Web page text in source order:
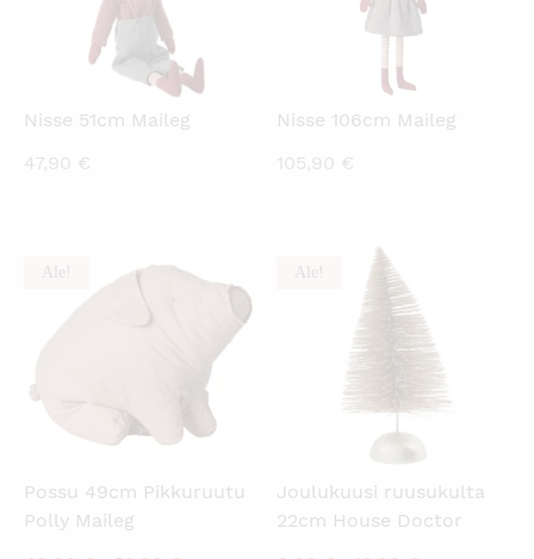
Nisse 51cm Maileg
47,90 €
Nisse 106cm Maileg
105,90 €
Ale! KATSO PIKANÄKYMÄ
Possu 49cm Pikkuruutu
Polly Maileg
Ale! KATSO PIKANÄKYMÄ
Joulukuusi ruusukulta
22cm House Doctor